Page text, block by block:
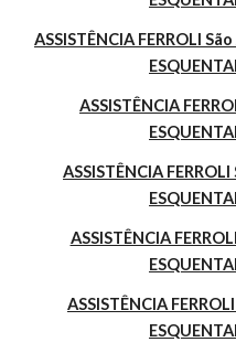
ASSISTÊNCIA FERROLI
ASSISTÊNCIA
ASSISTÊNCIA
ASSISTÊNCIA
ASSISTÊNCIA